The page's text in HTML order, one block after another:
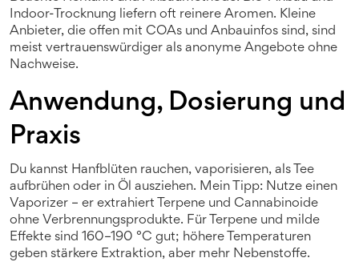
Indoor-Trocknung liefern oft reinere Aromen. Kleine
Anbieter, die offen mit COAs und Anbauinfos sind, sind
meist vertrauenswürdiger als anonyme Angebote ohne
Nachweise.
Anwendung, Dosierung und
Praxis
Du kannst Hanfblüten rauchen, vaporisieren, als Tee
aufbrühen oder in Öl ausziehen. Mein Tipp: Nutze einen
Vaporizer – er extrahiert Terpene und Cannabinoide
ohne Verbrennungsprodukte. Für Terpene und milde
Effekte sind 160–190 °C gut; höhere Temperaturen
geben stärkere Extraktion, aber mehr Nebenstoffe.